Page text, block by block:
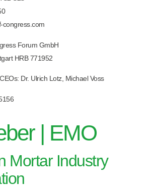
congress.com
Forum GmbH
HRB 771952
Dr. Ulrich Lotz, Michael Voss
| EMO
Mortar Industry